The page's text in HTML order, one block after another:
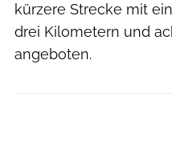
kürzere Strecke mit
drei Kilometern und
angeboten.